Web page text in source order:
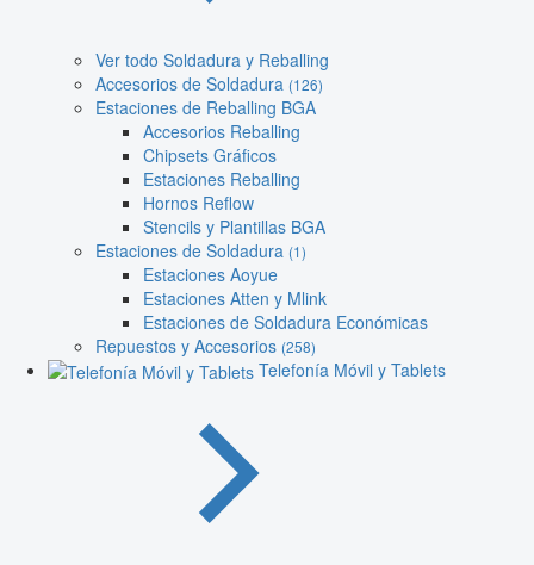
Ver todo Soldadura y Reballing
Accesorios de Soldadura (126)
Estaciones de Reballing BGA
Accesorios Reballing
Chipsets Gráficos
Estaciones Reballing
Hornos Reflow
Stencils y Plantillas BGA
Estaciones de Soldadura (1)
Estaciones Aoyue
Estaciones Atten y Mlink
Estaciones de Soldadura Económicas
Repuestos y Accesorios (258)
Telefonía Móvil y Tablets